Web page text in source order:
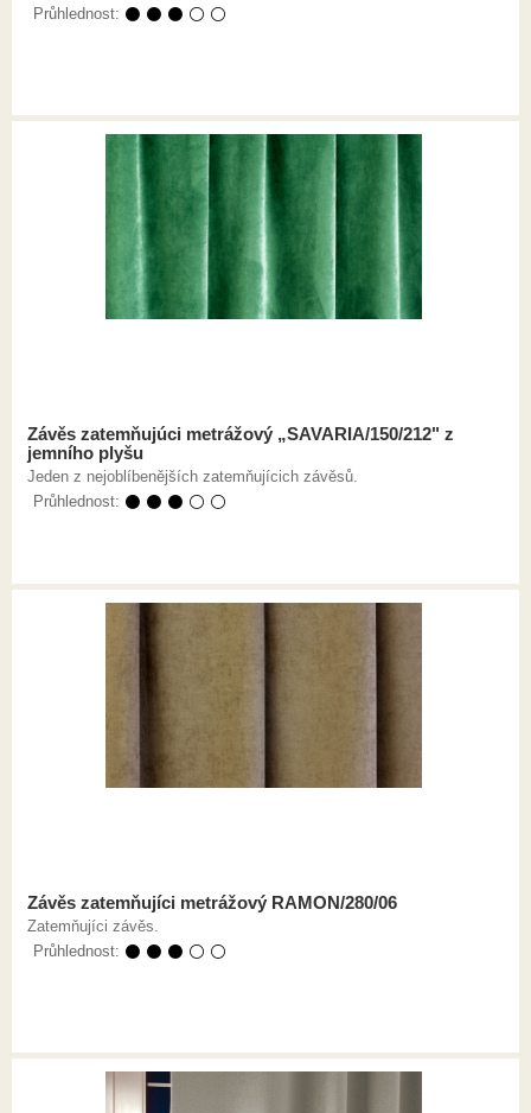
Průhlednost: ⚫ ⚫ ⚫ ⚪ ⚪
Závěs zatemňujúci metrážový „SAVARIA/150/212" z
jemního plyšu
Jeden z nejoblíbenějších zatemňujícich závěsů.
Průhlednost: ⚫ ⚫ ⚫ ⚪ ⚪
Závěs zatemňujíci metrážový RAMON/280/06
Zatemňujíci závěs.
Průhlednost: ⚫ ⚫ ⚫ ⚪ ⚪